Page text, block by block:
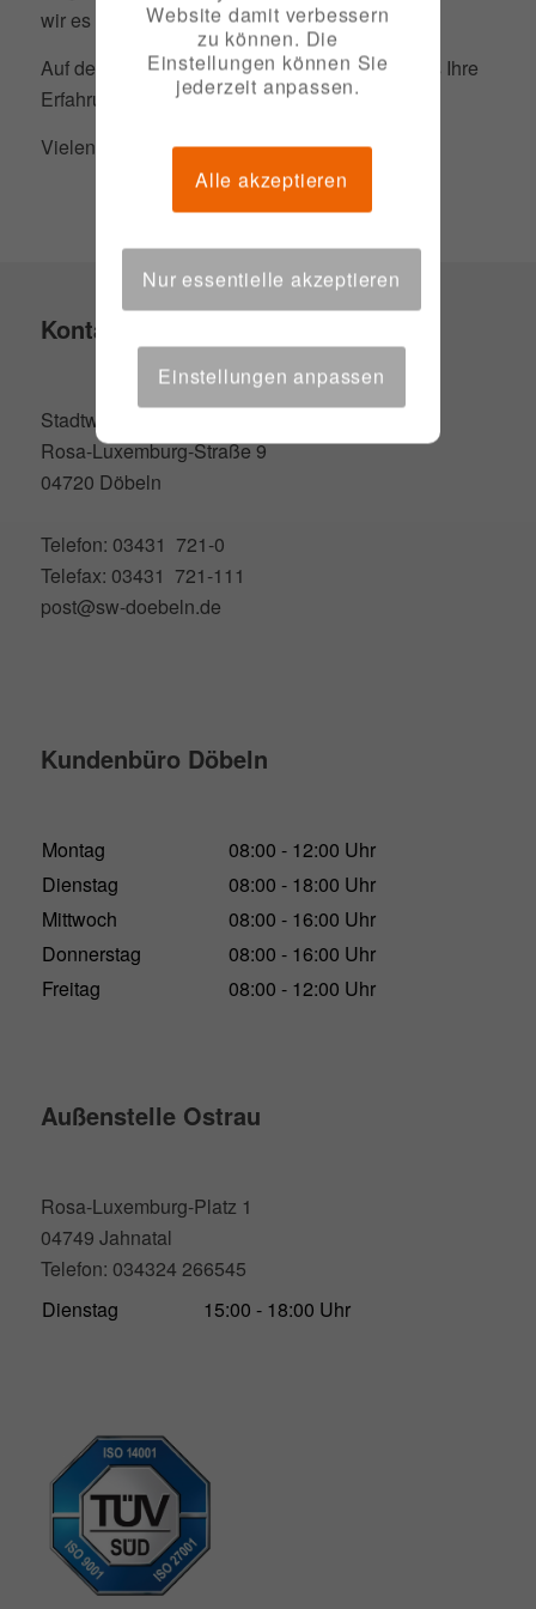
wir es ändern können.
Auf der Seite „Barriere melden“ können Sie uns Ihre
Erfahrungen mitteilen.
Vielen Dank!
Kontakt
Stadtwerke Döbeln GmbH
Rosa-Luxemburg-Straße 9
04720 Döbeln
Telefon: 03431 721-0
Telefax: 03431 721-111
post@sw-doebeln.de
Kundenbüro Döbeln
Montag
08:00 - 12:00 Uhr
Dienstag
08:00 - 18:00 Uhr
Mittwoch
08:00 - 16:00 Uhr
Donnerstag
08:00 - 16:00 Uhr
Freitag
08:00 - 12:00 Uhr
Außenstelle Ostrau
Rosa-Luxemburg-Platz 1
04749 Jahnatal
Telefon: 034324 266545
Dienstag
15:00 - 18:00 Uhr
Website damit verbessern
zu können. Die
Einstellungen können Sie
jederzeit anpassen.
Alle akzeptieren
Nur essentielle akzeptieren
Einstellungen anpassen